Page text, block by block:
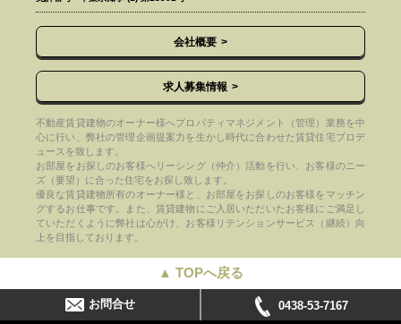
会社概要
求人募集情報
不動産賃貸建物のオーナー様へプロパティマネジメント（管理）業務を中
心に行い、弊社の管理企画提案力を生かし時代に合わせた賃貸住宅プロデ
ュースを致します。
お部屋をお探しのお客様へリーシング（仲介）活動を行い、お客様のニー
ズ（要望）に合った住宅をお探し致します。
優良な賃貸建物所有のオーナー様と、お部屋をお探しのお客様をマッチン
グするお仕事です。また、賃貸建物にご入居いただいたお客様にご満足し
ていただくように弊社は心がけ、お客様リテンションサービス（継続）向
上を目指しております。
▲ TOPへ戻る
お問合せ 0438-53-7167